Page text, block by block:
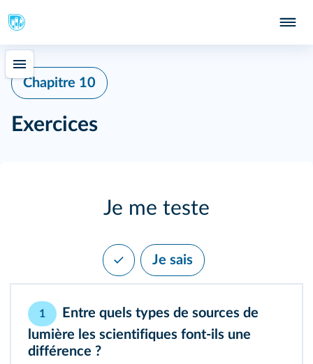
Chapitre 10
Exercices
Je me teste
Je sais
1
Entre quels types de sources de
lumière les scientifiques font-ils une
différence ?